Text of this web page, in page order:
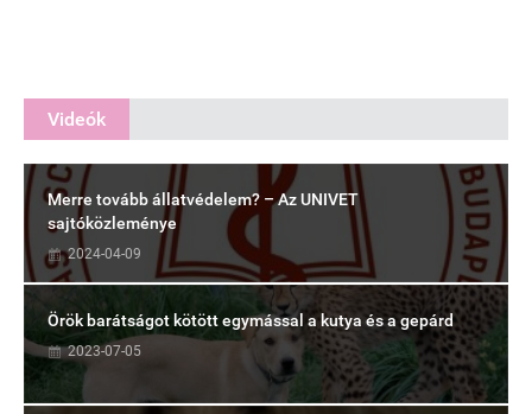
Videók
Merre tovább állatvédelem? – Az UNIVET
sajtóközleménye
2024-04-09
Örök barátságot kötött egymással a kutya és a gepárd
2023-07-05